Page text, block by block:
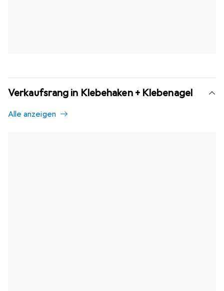
Verkaufsrang in Klebehaken + Klebenagel
Alle anzeigen